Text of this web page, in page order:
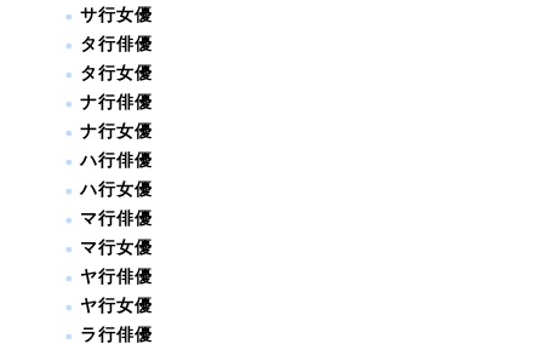
サ行女優
タ行俳優
タ行女優
ナ行俳優
ナ行女優
ハ行俳優
ハ行女優
マ行俳優
マ行女優
ヤ行俳優
ヤ行女優
ラ行俳優